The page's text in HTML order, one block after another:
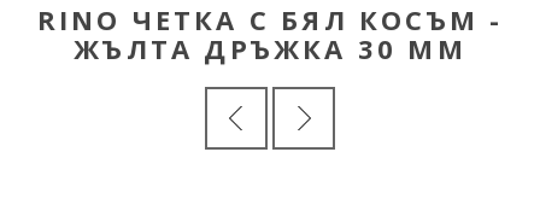
RINO ЧЕТКА С БЯЛ КОСЪМ -
ЖЪЛТА ДРЪЖКА 30 ММ